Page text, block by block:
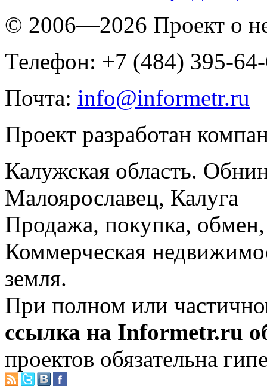
© 2006—2026 Проект о
Телефон: +7 (484) 395-
Почта: info@informetr.ru
Проект разработан
Калужская область.
Малоярославец, Калуга
Продажа, покупка, обмен,
Коммерческая
земля.
При полном или
ссылка на Informetr.ru
проектов обязательна